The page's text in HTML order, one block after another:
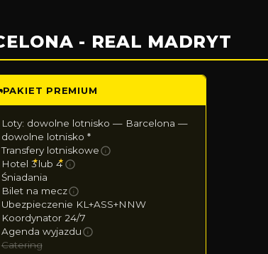
- REAL MADRYT
PAKIET PREMIUM
Loty: dowolne lotnisko — Barcelona —
dowolne lotnisko *
Transfery lotniskowe
i
Hotel 3
★lub 4★ i
Śniadania
Bilet na mecz
i
Ubezpieczenie KL+ASS+NNW
Koordynator 24/7
Agenda wyjazdu
i
Catering